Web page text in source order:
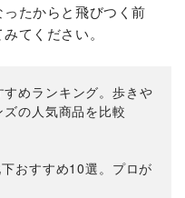
たからと飛びつく前
てください。
めランキング。歩きや
の人気商品を比較
おすすめ10選。プロが